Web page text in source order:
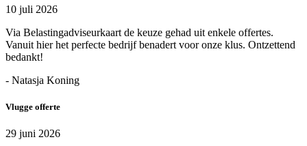
10 juli 2026
Via Belastingadviseurkaart de keuze gehad uit enkele offertes.
Vanuit hier het perfecte bedrijf benadert voor onze klus. Ontzettend
bedankt!
- Natasja Koning
Vlugge offerte
29 juni 2026